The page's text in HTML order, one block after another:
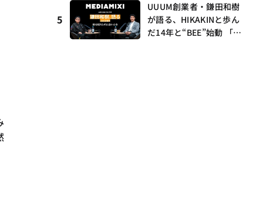
5
UUUM創業者・鎌田和樹
が語る、HIKAKINと歩ん
だ14年と“BEE”始動 「O